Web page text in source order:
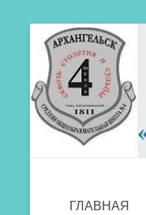
Перейти
содержимому
МБОУ
ГЛАВНАЯ